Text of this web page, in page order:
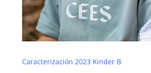
Caracterización 2023 Kinder B